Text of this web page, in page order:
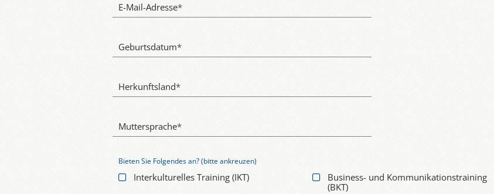
E-Mail-Adresse*
Geburtsdatum*
Herkunftsland*
Muttersprache*
Bieten Sie Folgendes an? (bitte ankreuzen)
Interkulturelles Training (IKT)
Business- und Kommunikationstraining
(BKT)